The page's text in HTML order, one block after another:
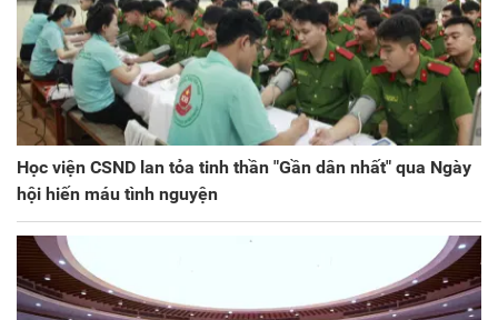
Học viện CSND lan tỏa tinh thần "Gần dân nhất" qua Ngày
hội hiến máu tình nguyện